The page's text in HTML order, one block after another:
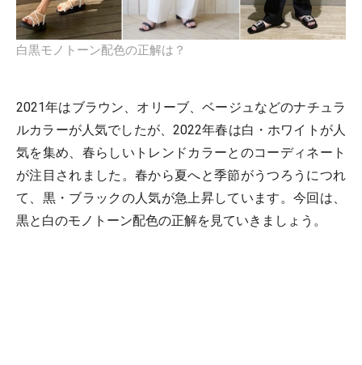
白黒モノトーン配色の正解は？
2021年はブラウン、オリーブ、ベージュなどのナチュラ
ルカラーが人気でしたが、2022年春は白・ホワイトが人
気を集め、春らしいトレンドカラーとのコーディネート
が注目されました。春から夏へと季節がうつろうにつれ
て、黒・ブラックの人気が急上昇しています。今回は、
黒と白のモノトーン配色の正解を見ていきましょう。